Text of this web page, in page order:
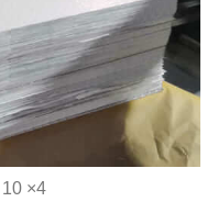
4× 10 ورق آلومینیوم